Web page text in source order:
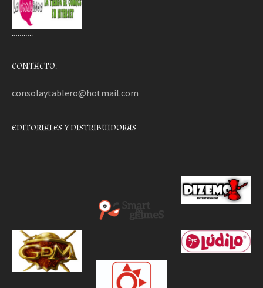
………..
CONTACTO:
consolaytablero@hotmail.com
EDITORIALES Y DISTRIBUIDORAS